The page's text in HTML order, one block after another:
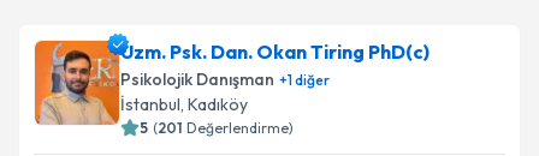
Uzm. Psk. Dan. Okan Tiring PhD(c)
Psikolojik Danışman +1diğer
İstanbul, Kadıköy
5 (201 Değerlendirme)